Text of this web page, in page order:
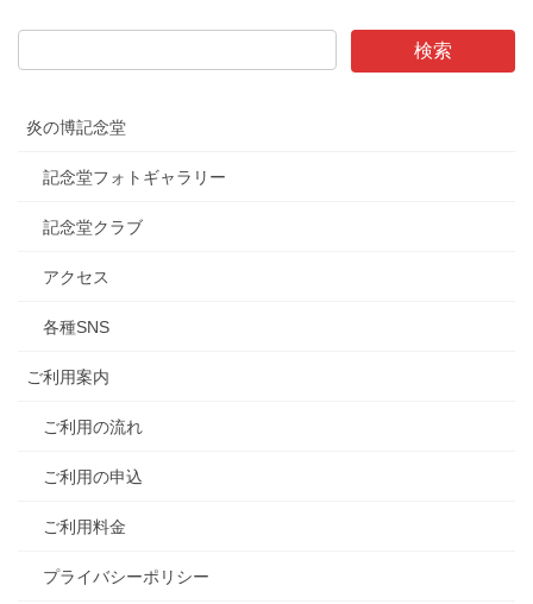
炎の博記念堂
記念堂フォトギャラリー
記念堂クラブ
アクセス
各種SNS
ご利用案内
ご利用の流れ
ご利用の申込
ご利用料金
プライバシーポリシー